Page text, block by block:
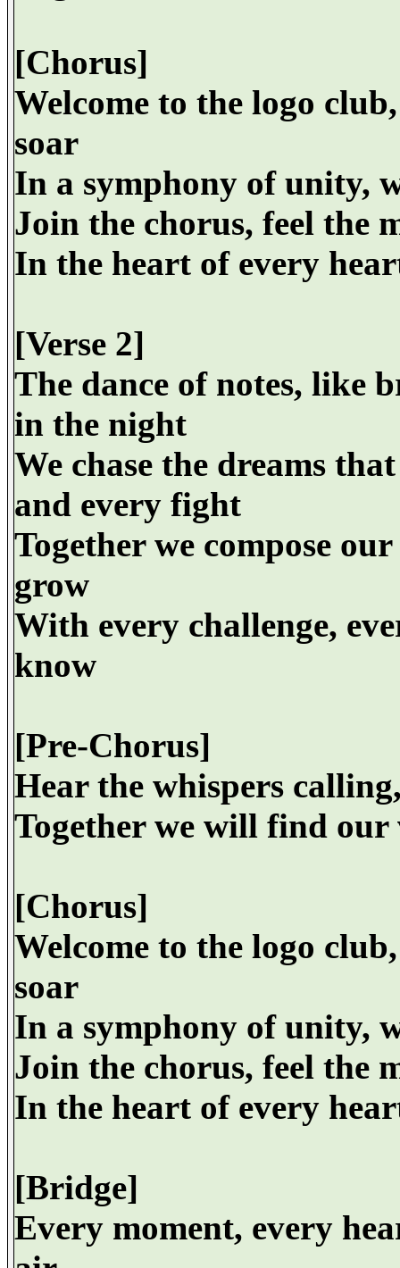
[Chorus]
Welcome to the logo
soar
In a symphony of unity,
Join the chorus, feel the
In the heart of every
[Verse 2]
The dance of notes, like
in the night
We chase the dreams
and every fight
Together we compose
grow
With every challenge,
know
[Pre-Chorus]
Hear the whispers
Together we will find
[Chorus]
Welcome to the logo
soar
In a symphony of unity,
Join the chorus, feel the
In the heart of every
[Bridge]
Every moment, every